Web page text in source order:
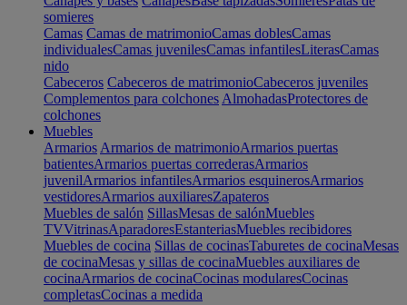
somieres
Camas Camas de matrimonioCamas doblesCamas
individualesCamas juvenilesCamas infantilesLiterasCamas
nido
Cabeceros Cabeceros de matrimonioCabeceros juveniles
Complementos para colchones AlmohadasProtectores de
colchones
Muebles
Armarios Armarios de matrimonioArmarios puertas
batientesArmarios puertas correderasArmarios
juvenilArmarios infantilesArmarios esquinerosArmarios
vestidoresArmarios auxiliaresZapateros
Muebles de salón SillasMesas de salónMuebles
TVVitrinasAparadoresEstanteriasMuebles recibidores
Muebles de cocina Sillas de cocinasTaburetes de cocinaMesas
de cocinaMesas y sillas de cocinaMuebles auxiliares de
cocinaArmarios de cocinaCocinas modularesCocinas
completasCocinas a medida